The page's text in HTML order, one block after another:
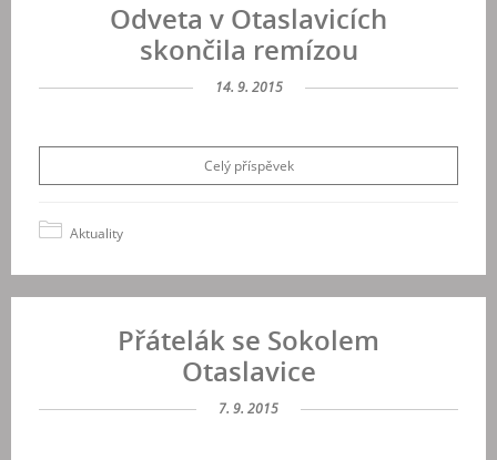
Odveta v Otaslavicích
skončila remízou
14. 9. 2015
Celý příspěvek
Aktuality
Přátelák se Sokolem
Otaslavice
7. 9. 2015